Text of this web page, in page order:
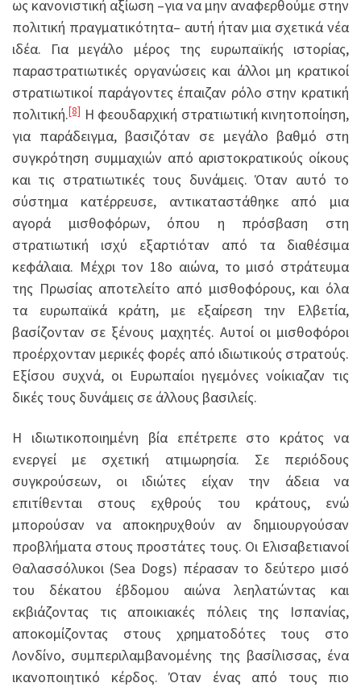
ως κανονιστική αξίωση –για να μην αναφερθούμε στην
πολιτική πραγματικότητα– αυτή ήταν μια σχετικά νέα
ιδέα. Για μεγάλο μέρος της ευρωπαϊκής ιστορίας,
παραστρατιωτικές οργανώσεις και άλλοι μη κρατικοί
στρατιωτικοί παράγοντες έπαιζαν ρόλο στην κρατική
πολιτική.[8] Η φεουδαρχική στρατιωτική κινητοποίηση,
για παράδειγμα, βασιζόταν σε μεγάλο βαθμό στη
συγκρότηση συμμαχιών από αριστοκρατικούς οίκους
και τις στρατιωτικές τους δυνάμεις. Όταν αυτό το
σύστημα κατέρρευσε, αντικαταστάθηκε από μια
αγορά μισθοφόρων, όπου η πρόσβαση στη
στρατιωτική ισχύ εξαρτιόταν από τα διαθέσιμα
κεφάλαια. Μέχρι τον 18ο αιώνα, το μισό στράτευμα
της Πρωσίας αποτελείτο από μισθοφόρους, και όλα
τα ευρωπαϊκά κράτη, με εξαίρεση την Ελβετία,
βασίζονταν σε ξένους μαχητές. Αυτοί οι μισθοφόροι
προέρχονταν μερικές φορές από ιδιωτικούς στρατούς.
Εξίσου συχνά, οι Ευρωπαίοι ηγεμόνες νοίκιαζαν τις
δικές τους δυνάμεις σε άλλους βασιλείς.
Η ιδιωτικοποιημένη βία επέτρεπε στο κράτος να
ενεργεί με σχετική ατιμωρησία. Σε περιόδους
συγκρούσεων, οι ιδιώτες είχαν την άδεια να
επιτίθενται στους εχθρούς του κράτους, ενώ
μπορούσαν να αποκηρυχθούν αν δημιουργούσαν
προβλήματα στους προστάτες τους. Οι Ελισαβετιανοί
Θαλασσόλυκοι (Sea Dogs) πέρασαν το δεύτερο μισό
του δέκατου έβδομου αιώνα λεηλατώντας και
εκβιάζοντας τις αποικιακές πόλεις της Ισπανίας,
αποκομίζοντας στους χρηματοδότες τους στο
Λονδίνο, συμπεριλαμβανομένης της βασίλισσας, ένα
ικανοποιητικό κέρδος. Όταν ένας από τους πιο